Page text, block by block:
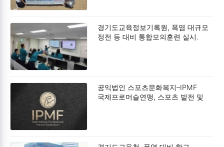
경기도교육정보기록원, 폭염 대규모
정전 등 대비 통합모의훈련 실시.
공익법인 스포츠문화복지–IPMF
국제프로머슬연맹, 스포츠 발전 및